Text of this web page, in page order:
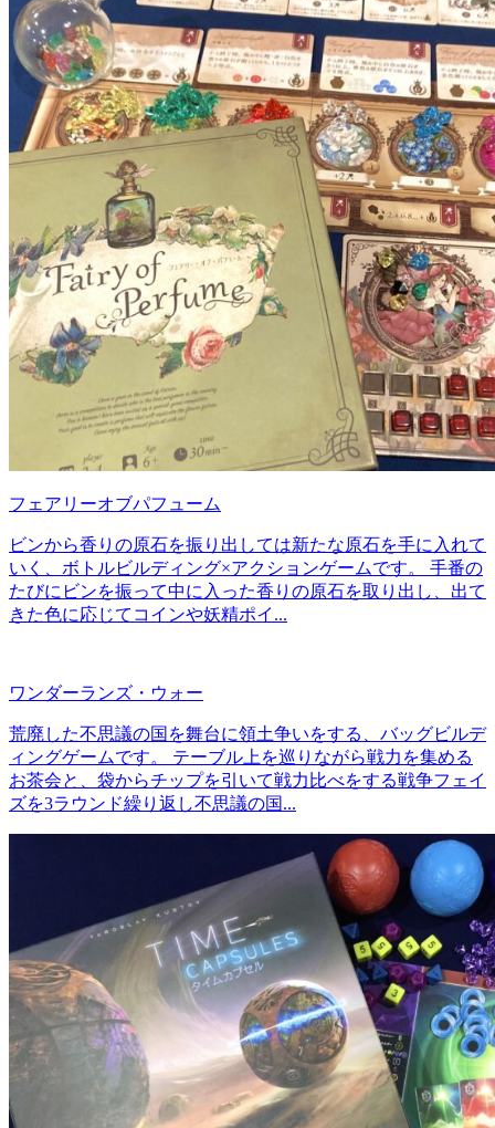
フェアリーオブパフューム
ビンから香りの原石を振り出しては新たな原石を手に入れて
いく、ボトルビルディング×アクションゲームです。 手番の
たびにビンを振って中に入った香りの原石を取り出し、出て
きた色に応じてコインや妖精ポイ...
ワンダーランズ・ウォー
荒廃した不思議の国を舞台に領土争いをする、バッグビルデ
ィングゲームです。 テーブル上を巡りながら戦力を集める
お茶会と、袋からチップを引いて戦力比べをする戦争フェイ
ズを3ラウンド繰り返し不思議の国...